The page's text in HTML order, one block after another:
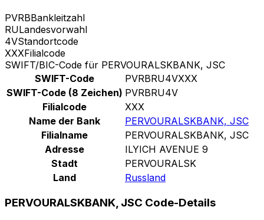
PVRBBankleitzahl
RULandesvorwahl
4VStandortcode
XXXFilialcode
SWIFT/BIC-Code für PERVOURALSKBANK, JSC
SWIFT-Code
PVRBRU4VXXX
SWIFT-Code (8 Zeichen) PVRBRU4V
Filialcode
XXX
Name der Bank
PERVOURALSKBANK, JSC
Filialname
PERVOURALSKBANK, JSC
Adresse
ILYICH AVENUE 9
Stadt
PERVOURALSK
Land
Russland
PERVOURALSKBANK, JSC Code-Details